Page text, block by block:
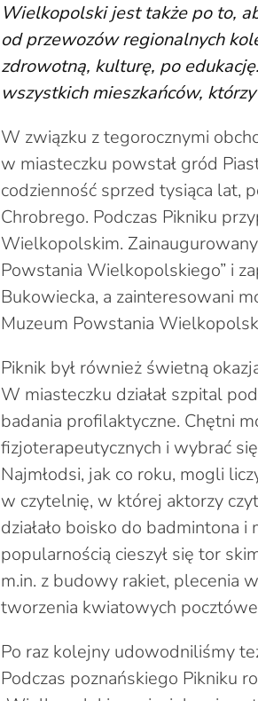
Wielkopolski jest także po to,
od przewozów regionalnych
zdrowotną, kulturę, po
wszystkich mieszkańców,
W związku z tegorocznymi
w miasteczku powstał gród
codzienność sprzed tysiąca lat,
Chrobrego. Podczas Pikniku
Wielkopolskim.
Powstania Wielkopolskiego” i
Bukowiecka, a zainteresowani
Muzeum Powstania
Piknik był również świetną
W miasteczku działał szpital
badania profilaktyczne. Chętni
fizjoterapeutycznych i wybrać
Najmłodsi, jak co roku, mogli
w czytelnię, w której aktorzy
działało boisko do badmintona
popularnością cieszył się tor
m.in. z budowy rakiet, plecenia
tworzenia kwiatowych
Po raz kolejny udowodniliśmy
Podczas poznańskiego Pikniku